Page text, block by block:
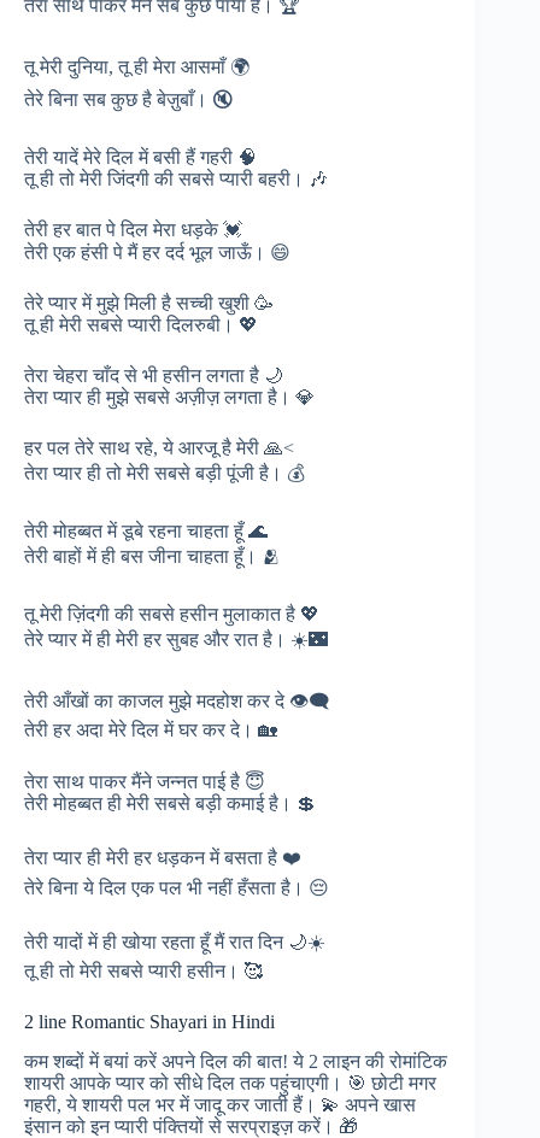
तेरा साथ पाकर मैंने सब कुछ पाया है। 🏆
तू मेरी दुनिया, तू ही मेरा आसमाँ 🌍
तेरे बिना सब कुछ है बेज़ुबाँ। 🔇
तेरी यादें मेरे दिल में बसी हैं गहरी 🧠
तू ही तो मेरी जिंदगी की सबसे प्यारी बहरी। 🎶
तेरी हर बात पे दिल मेरा धड़के 💓
तेरी एक हंसी पे मैं हर दर्द भूल जाऊँ। 😄
तेरे प्यार में मुझे मिली है सच्ची खुशी 🥳
तू ही मेरी सबसे प्यारी दिलरुबी। 💖
तेरा चेहरा चाँद से भी हसीन लगता है 🌙
तेरा प्यार ही मुझे सबसे अज़ीज़ लगता है। 💎
हर पल तेरे साथ रहे, ये आरजू है मेरी 🙏<
तेरा प्यार ही तो मेरी सबसे बड़ी पूंजी है। 💰
तेरी मोहब्बत में डूबे रहना चाहता हूँ 🌊
तेरी बाहों में ही बस जीना चाहता हूँ। 🫂
तू मेरी ज़िंदगी की सबसे हसीन मुलाकात है 💖
तेरे प्यार में ही मेरी हर सुबह और रात है। ☀️🌃
तेरी आँखों का काजल मुझे मदहोश कर दे 👁️‍🗨️
तेरी हर अदा मेरे दिल में घर कर दे। 🏡
तेरा साथ पाकर मैंने जन्नत पाई है 😇
तेरी मोहब्बत ही मेरी सबसे बड़ी कमाई है। 💲
तेरा प्यार ही मेरी हर धड़कन में बसता है ❤️
तेरे बिना ये दिल एक पल भी नहीं हँसता है। 😔
तेरी यादों में ही खोया रहता हूँ मैं रात दिन 🌙☀️
तू ही तो मेरी सबसे प्यारी हसीन। 🥰
2 line Romantic Shayari in Hindi
कम शब्दों में बयां करें अपने दिल की बात! ये 2 लाइन की रोमांटिक
शायरी आपके प्यार को सीधे दिल तक पहुंचाएगी। 🎯 छोटी मगर
गहरी, ये शायरी पल भर में जादू कर जाती हैं। 💫 अपने खास
इंसान को इन प्यारी पंक्तियों से सरप्राइज़ करें। 🎁